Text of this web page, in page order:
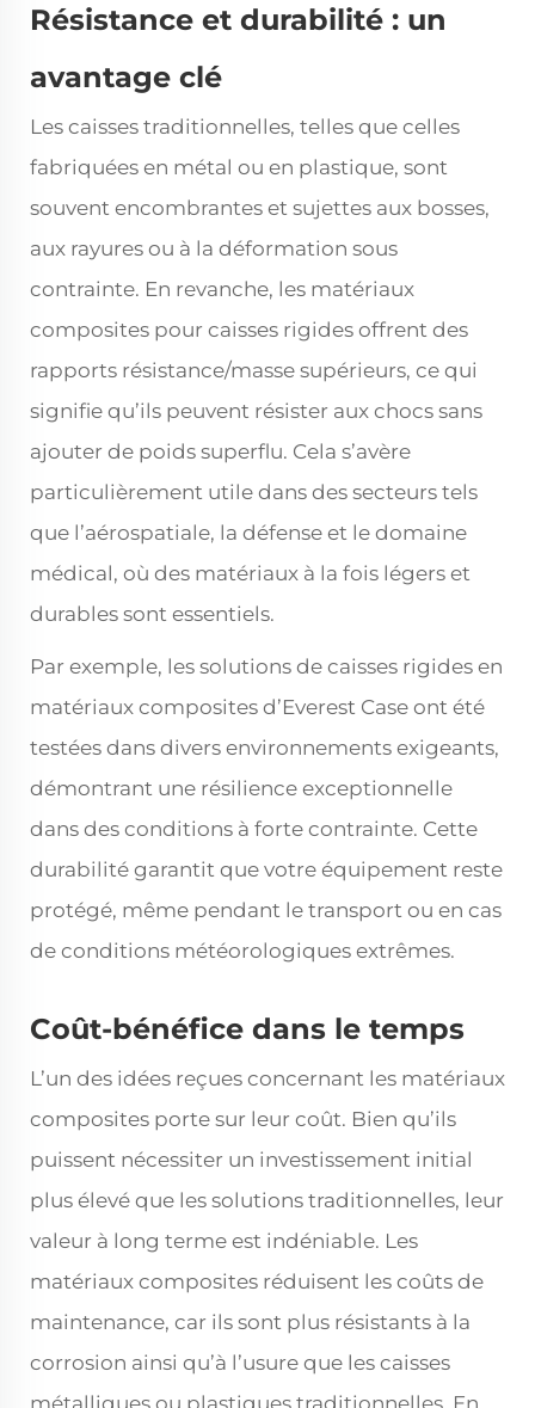
Résistance et durabilité : un
avantage clé
Les caisses traditionnelles, telles que celles
fabriquées en métal ou en plastique, sont
souvent encombrantes et sujettes aux bosses,
aux rayures ou à la déformation sous
contrainte. En revanche, les matériaux
composites pour caisses rigides offrent des
rapports résistance/masse supérieurs, ce qui
signifie qu’ils peuvent résister aux chocs sans
ajouter de poids superflu. Cela s’avère
particulièrement utile dans des secteurs tels
que l’aérospatiale, la défense et le domaine
médical, où des matériaux à la fois légers et
durables sont essentiels.
Par exemple, les solutions de caisses rigides en
matériaux composites d’Everest Case ont été
testées dans divers environnements exigeants,
démontrant une résilience exceptionnelle
dans des conditions à forte contrainte. Cette
durabilité garantit que votre équipement reste
protégé, même pendant le transport ou en cas
de conditions météorologiques extrêmes.
Coût-bénéfice dans le temps
L’un des idées reçues concernant les matériaux
composites porte sur leur coût. Bien qu’ils
puissent nécessiter un investissement initial
plus élevé que les solutions traditionnelles, leur
valeur à long terme est indéniable. Les
matériaux composites réduisent les coûts de
maintenance, car ils sont plus résistants à la
corrosion ainsi qu’à l’usure que les caisses
métalliques ou plastiques traditionnelles. En